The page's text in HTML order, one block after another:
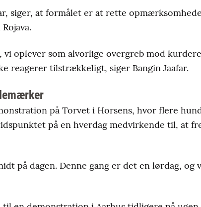
siger, at formålet er at rette
oplever som alvorlige overgreb mod
reagerer tilstrækkeligt, siger Bangin Jaafar.
på Torvet i Horsens, hvor flere
på en hverdag medvirkende til, at
på dagen. Denne gang er det en lørdag,